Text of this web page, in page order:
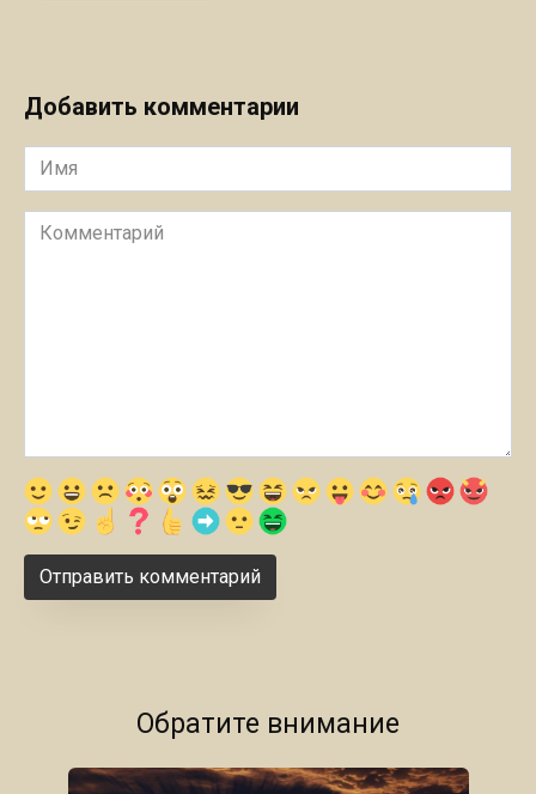
Добавить комментарии
Имя
Комментарий
Обратите внимание